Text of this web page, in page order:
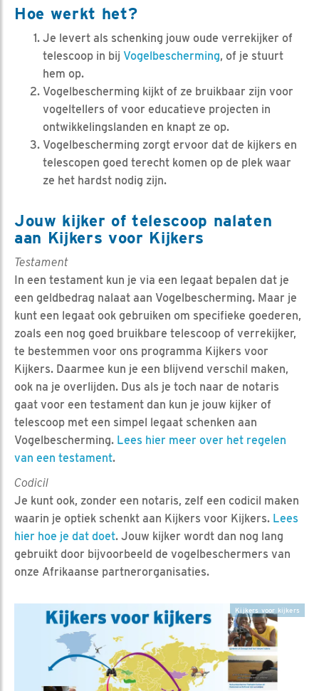
Hoe werkt het?
Je levert als schenking jouw oude verrekijker of
telescoop in bij Vogelbescherming, of je stuurt
hem op.
Vogelbescherming kijkt of ze bruikbaar zijn voor
vogeltellers of voor educatieve projecten in
ontwikkelingslanden en knapt ze op.
Vogelbescherming zorgt ervoor dat de kijkers en
telescopen goed terecht komen op de plek waar
ze het hardst nodig zijn.
Jouw kijker of telescoop nalaten
aan Kijkers voor Kijkers
Testament
In een testament kun je via een legaat bepalen dat je
een geldbedrag nalaat aan Vogelbescherming. Maar je
kunt een legaat ook gebruiken om specifieke goederen,
zoals een nog goed bruikbare telescoop of verrekijker,
te bestemmen voor ons programma Kijkers voor
Kijkers. Daarmee kun je een blijvend verschil maken,
ook na je overlijden. Dus als je toch naar de notaris
gaat voor een testament dan kun je jouw kijker of
telescoop met een simpel legaat schenken aan
Vogelbescherming. Lees hier meer over het regelen
van een testament.
Codicil
Je kunt ook, zonder een notaris, zelf een codicil maken
waarin je optiek schenkt aan Kijkers voor Kijkers. Lees
hier hoe je dat doet. Jouw kijker wordt dan nog lang
gebruikt door bijvoorbeeld de vogelbeschermers van
onze Afrikaanse partnerorganisaties.
Kijkers voor kijkers